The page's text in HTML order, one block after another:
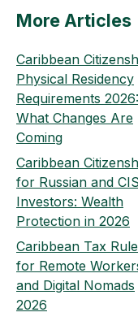
More Articles
Caribbean
Physical Residency
Requirements 2026:
What Changes Are
Coming
Caribbean
for Russian and CIS
Investors: Wealth
Protection in 2026
Caribbean Tax
for Remote
and Digital Nomads
2026